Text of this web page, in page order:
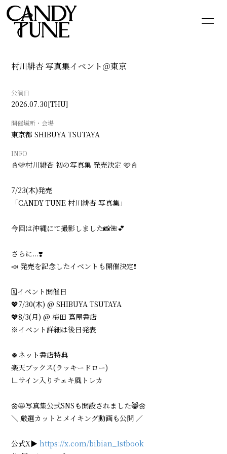
SCHEDULE
VIDEO
GOODS
PHOTO
Q&A
村川緋杏 写真集イベント＠東京
公演日
2026.07.30[THU]
開催場所・会場
東京都SHIBUYA TSUTAYA
INFO
📓🩷村川緋杏 初の写真集 発売決定 🩷📓
7/23(木)発売
「CANDY TUNE 村川緋杏 写真集」
今回は沖縄にて撮影しました📸🌺💕
さらに...❣️
📣 発売を記念したイベントも開催決定❗️
🗓️イベント開催日
💖7/30(木) @ SHIBUYA TSUTAYA
💖8/3(月) @ 梅田 蔦屋書店
※イベント詳細は後日発表
🍀ネット書店特典
楽天ブックス(ラッキードロー)
∟サイン入りチェキ風トレカ
🌼😸写真集公式SNSも開設されました😸🌼
＼ 厳選カットとメイキング動画も公開 ／
公式X▶️https://x.com/bibian_1stbook